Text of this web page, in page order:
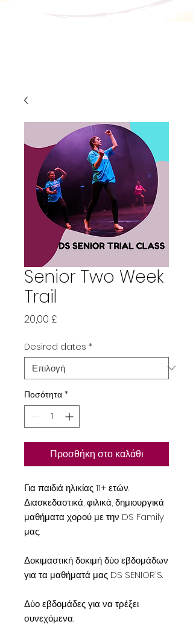
Senior Two Week
Trail
20,00 £Τιμή
Desired dates *
Ποσότητα *
Προσθήκη στο καλάθι
Για παιδιά ηλικίας 11+ ετών.
Διασκεδαστικά, φιλικά, δημιουργικά
μαθήματα χορού με την DS Family
μας.
Δοκιμαστική δοκιμή δύο εβδομάδων
για τα μαθήματά μας DS SENIOR'S.
Δύο εβδομάδες για να τρέξει
συνεχόμενα.